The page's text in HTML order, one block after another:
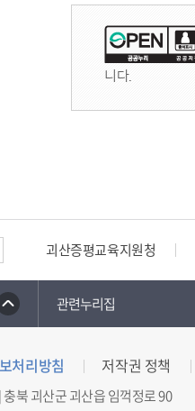
니다.
괴산증평교육지원청
관련누리집
처리방침 저작권 정책
북 괴산군 괴산읍 임꺽정로 90